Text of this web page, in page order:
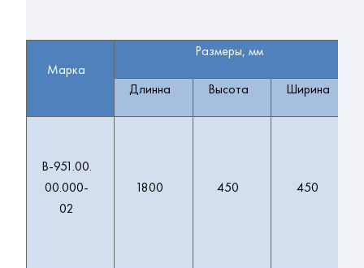
Марка
Размеры, мм
Длинна Высота Ширина
В-951.00.
00.000-
02
1800 450 450